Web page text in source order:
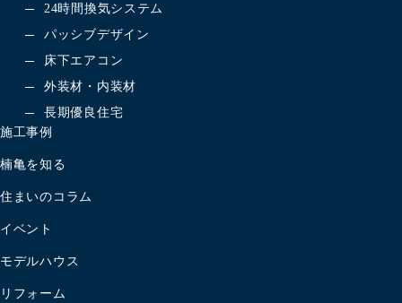
24時間換気システム
パッシブデザイン
床下エアコン
外装材・内装材
長期優良住宅
施工事例
楠亀を知る
住まいのコラム
イベント
モデルハウス
リフォーム